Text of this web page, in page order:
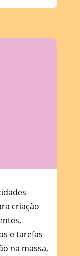
criação
e tarefas
na massa,